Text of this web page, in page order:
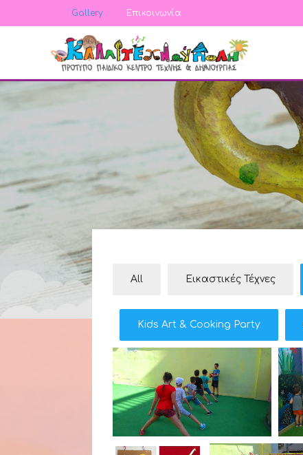
Gallery Επικοινωνία
All Εικαστικές Τέχνες
Kids Art & Cooking Party